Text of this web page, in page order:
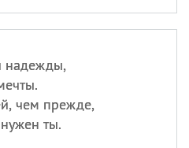
надежды,
чем прежде,
ты.